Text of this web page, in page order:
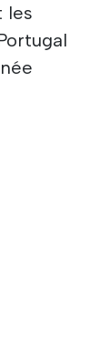
les